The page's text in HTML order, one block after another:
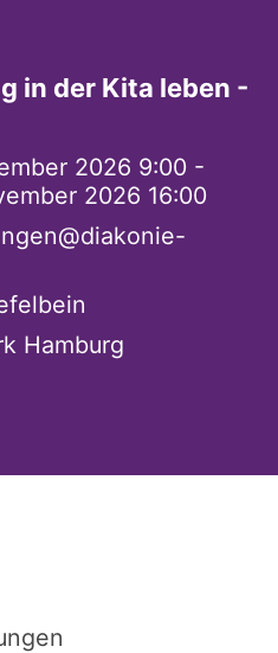
in der Kita leben -
2026 9:00 -
2026 16:00
Hamburg